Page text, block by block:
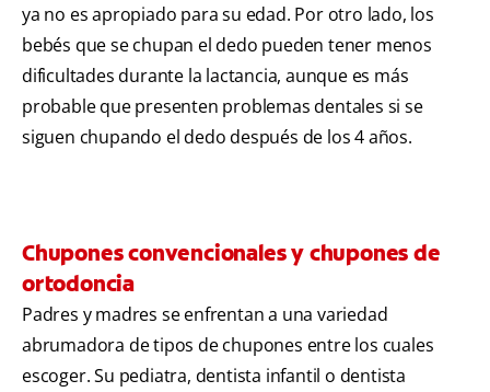
ya no es apropiado para su edad. Por otro lado, los
bebés que se chupan el dedo pueden tener menos
dificultades durante la lactancia, aunque es más
probable que presenten problemas dentales si se
siguen chupando el dedo después de los 4 años.
Chupones convencionales y chupones de
ortodoncia
Padres y madres se enfrentan a una variedad
abrumadora de tipos de chupones entre los cuales
escoger. Su pediatra, dentista infantil o dentista